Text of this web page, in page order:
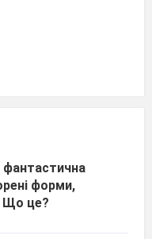
форми,
Що це?